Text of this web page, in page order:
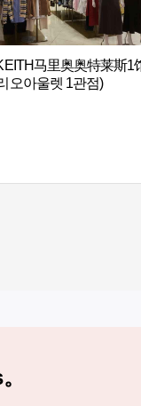
马里奥奥特莱斯1
오아울렛 1관점)